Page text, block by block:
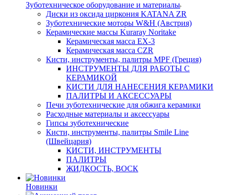
Зуботехническое оборудование и материалы
Диски из оксида циркония KATANA ZR
Зуботехнические моторы W&H (Австрия)
Керамические массы Kuraray Noritake
Керамическая масса EX-3
Керамическая масса CZR
Кисти, инструменты, палитры MPF (Греция)
ИНСТРУМЕНТЫ ДЛЯ РАБОТЫ С
КЕРАМИКОЙ
КИСТИ ДЛЯ НАНЕСЕНИЯ КЕРАМИКИ
ПАЛИТРЫ И АКСЕССУАРЫ
Печи зуботехнические для обжига керамики
Расходные материалы и аксессуары
Гипсы зуботехнические
Кисти, инструменты, палитры Smile Line
(Швейцария)
КИСТИ, ИНСТРУМЕНТЫ
ПАЛИТРЫ
ЖИДКОСТЬ, ВОСК
Новинки